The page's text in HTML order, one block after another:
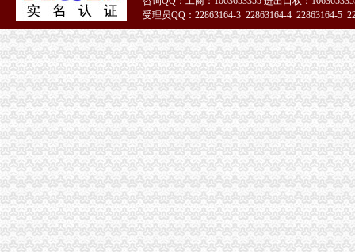
【渝中区化龙桥片区开发建设指挥部】渝中区化龙桥片区开发建设指
【重庆天地】重庆天地电话,重庆天地地址_图吧地图
重庆市渝中区化龙桥高层项目一期工程.doc
【渝中区化龙桥地税所】渝中区化龙桥地税所电话,渝中区化龙桥地税
重庆市渝中区化龙桥小学-学校-我要搜学网
重庆市渝中区分局化龙桥
（出件）重庆渝中区化龙桥片区B9/03地块项目工程办事结果-重庆市
解放碑到重庆市渝中区化龙桥怎么走？-住哪网
化龙桥卫星地图-重庆市渝中区化龙桥街道地图浏览
渝中区化龙桥片区（三期）_重庆渝中土地招拍挂-房天下土地网
化龙桥|重庆|渝中区_凤凰资讯
化龙桥-重庆天地旁-渝中区预订,化龙桥-重庆天地旁-渝中区价格_地址
大坪化龙桥驾车出行请走长和路|长和|渝中区|化龙桥_新浪新闻
重庆市·市辖区·渝中区渝中区化龙桥正街56号,重庆金秋机电科技
重庆渝中区化龙桥重庆天地_正版商业图片_昵图网nipic.com
受理员QQ：22863164-3 22863164-4 22863164-5
51La